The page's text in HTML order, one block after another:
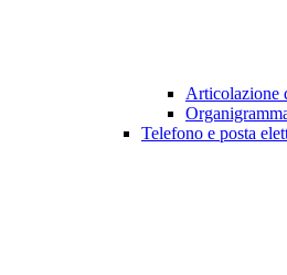
Articolazione
Telefono e posta